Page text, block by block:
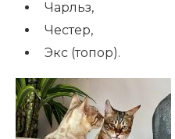
Чарльз,
Честер,
Экс (топор).